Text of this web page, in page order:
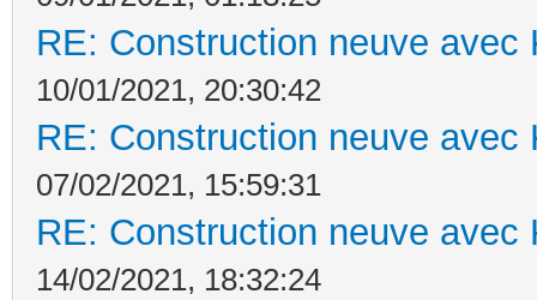
RE: Construction neuve avec
10/01/2021, 20:30:42
RE: Construction neuve avec
07/02/2021, 15:59:31
RE: Construction neuve avec
14/02/2021, 18:32:24